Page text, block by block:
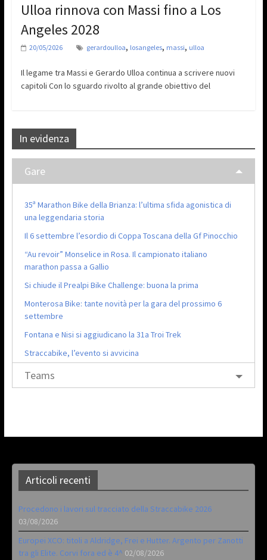
Ulloa rinnova con Massi fino a Los
Angeles 2028
20/05/2026 gerardoulloa, losangeles, massi, ulloa
Il legame tra Massi e Gerardo Ulloa continua a scrivere nuovi
capitoli Con lo sguardo rivolto al grande obiettivo del
In evidenza
Gare
35ª Marathon Bike della Brianza: l’ultima sfida agonistica di
una leggendaria storia
Il 6 settembre l’esordio di Coppa Toscana della Gf Pinocchio
“Au revoir” Monselice in Rosa. Il campionato italiano
marathon passa a Gallio
Si chiude il Prealpi Bike Challenge: buona la prima
Monterosa Bike: tante novità per la gara del prossimo 6
settembre
Fontana e Nisi si aggiudicano la 31a Troi Trek
Straccabike, l’evento si avvicina
Teams
Articoli recenti
Procedono i lavori sul tracciato della Straccabike 2026
03/08/2026
Europei XCO: titoli a Aldridge, Frei e Hutter. Argento per Zanotti
tra gli Elite. Corvi fora ed è 4^ 02/08/2026